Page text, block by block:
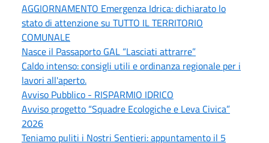
AGGIORNAMENTO Emergenza Idrica: dichiarato lo
stato di attenzione su TUTTO IL TERRITORIO
COMUNALE
Nasce il Passaporto GAL “Lasciati attrarre”
Caldo intenso: consigli utili e ordinanza regionale per i
lavori all'aperto.
Avviso Pubblico - RISPARMIO IDRICO
Avviso progetto “Squadre Ecologiche e Leva Civica”
2026
Teniamo puliti i Nostri Sentieri: appuntamento il 5